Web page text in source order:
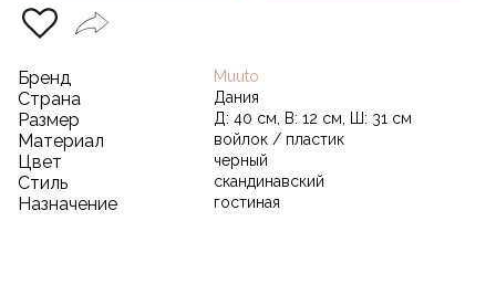
Бренд Muuto
Страна Дания
Размер Д: 40 см, В: 12 см, Ш: 31 см
Материал войлок / пластик
Цвет черный
Стиль скандинавский
Назначение гостиная